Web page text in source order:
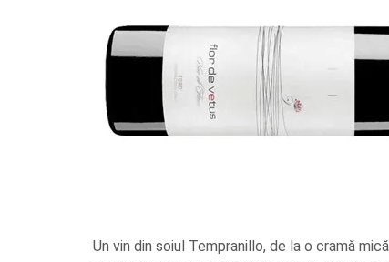
Un vin din soiul Tempranillo, de la o cramă